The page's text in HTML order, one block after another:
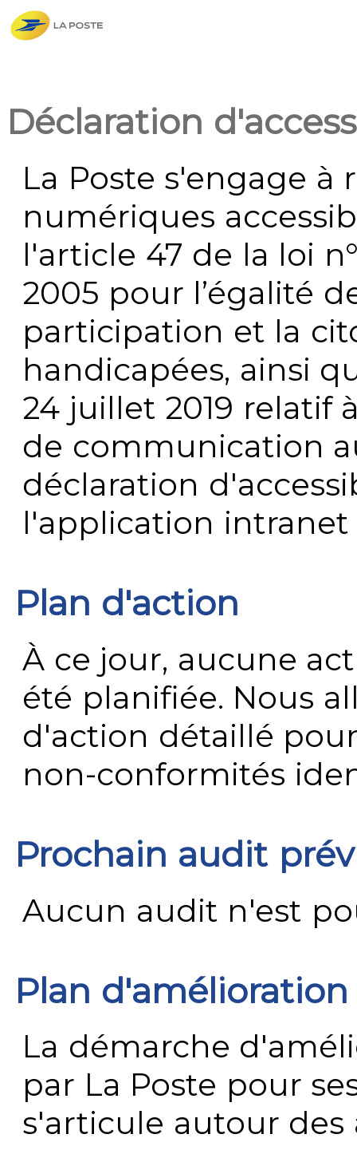
Déclaration
La Poste s'engage à
numériques
l'article 47 de la loi
2005 pour l’égalité
participation et la
handicapées, ainsi
24 juillet 2019 relatif
de communication
déclaration
l'application
Plan d'action
À ce jour, aucune
été planifiée. Nous
d'action détaillé
non-conformités
Prochain audit
Aucun audit n'est
Plan
La démarche
par La Poste pour
s'articule autour des